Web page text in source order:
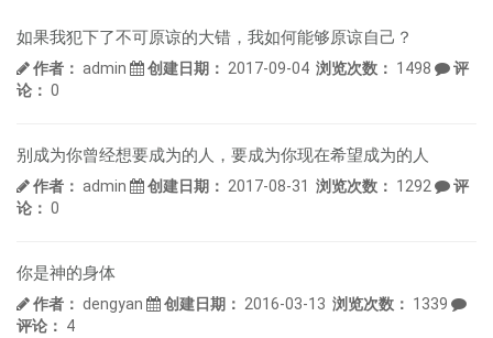
如果我犯下了不可原谅的大错，我如何能够原谅自己？
作者： admin 创建日期： 2017-09-04 浏览次数： 1498
评
论： 0
别成为你曾经想要成为的人，要成为你现在希望成为的人
作者： admin 创建日期： 2017-08-31 浏览次数： 1292
评
论： 0
你是神的身体
作者： dengyan 创建日期： 2016-03-13 浏览次数： 1339
评论： 4